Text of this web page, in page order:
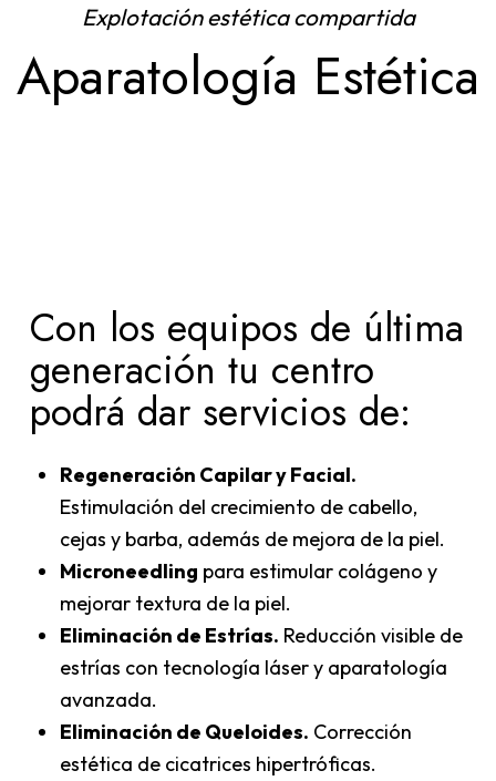
Explotación estética compartida
Aparatología Estética
Con los equipos de última
generación tu centro
podrá dar servicios de:
Regeneración Capilar y Facial.
Estimulación del crecimiento de cabello,
cejas y barba, además de mejora de la piel.
Microneedling para estimular colágeno y
mejorar textura de la piel.
Eliminación de Estrías. Reducción visible de
estrías con tecnología láser y aparatología
avanzada.
Eliminación de Queloides. Corrección
estética de cicatrices hipertróficas.